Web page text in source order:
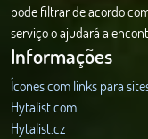
pode filtrar de acordo
serviço o ajudará a
Informações
Ícones com links para
Hytalist.com
Hytalist.cz